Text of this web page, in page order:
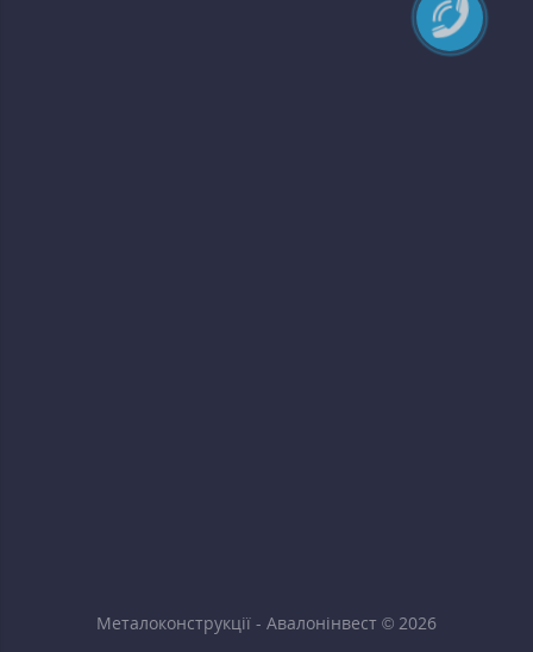
Металоконструкції - Авалонінвест © 2026